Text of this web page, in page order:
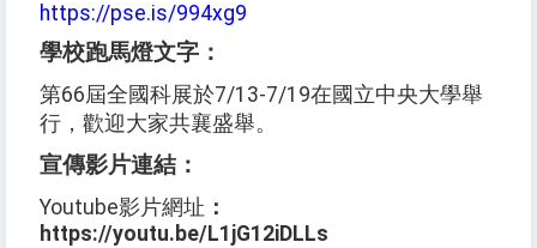
https://pse.is/994xg9
學校跑馬燈文字：
第66屆全國科展於7/13-7/19在國立中央大學舉
行，歡迎大家共襄盛舉。
宣傳影片連結：
Youtube影片網址 ：
https://youtu.be/L1jG12iDLLs